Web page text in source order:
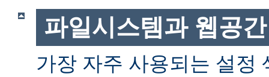
파일시스템과 웹공간
가장 자주 사용되는 설정